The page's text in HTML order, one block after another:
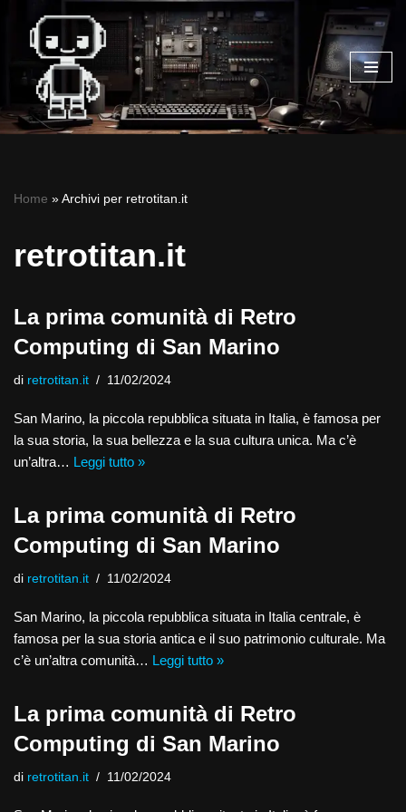
Vai
contenuto
Home »Archivi per retrotitan.it
retrotitan.it
La prima comunità di Retro
Computing di San Marino
di retrotitan.it 11/02/2024
San Marino, la piccola repubblica situata in Italia, è famosa per
la sua storia, la sua bellezza e la sua cultura unica. Ma c’è
un’altra… Leggi tutto »
La prima comunità di Retro
Computing di San Marino
di retrotitan.it 11/02/2024
San Marino, la piccola repubblica situata in Italia centrale, è
famosa per la sua storia antica e il suo patrimonio culturale. Ma
c’è un’altra comunità… Leggi tutto »
La prima comunità di Retro
Computing di San Marino
di retrotitan.it 11/02/2024